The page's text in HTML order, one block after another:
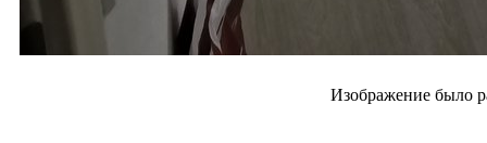
Изображение было